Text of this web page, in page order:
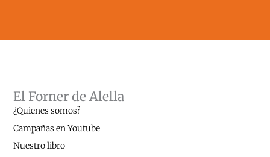
El Forner de Alella
¿Quienes somos?
Campañas en Youtube
Nuestro libro